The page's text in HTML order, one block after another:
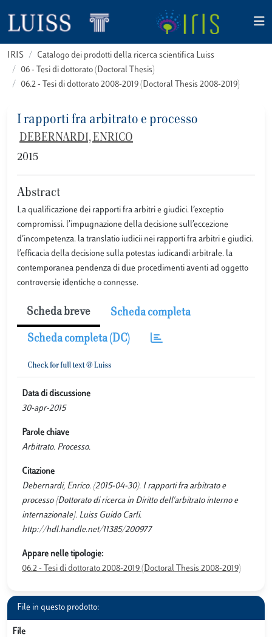
IRIS
Catalogo dei prodotti della ricerca scientifica Luiss
06 - Tesi di dottorato (Doctoral Thesis)
06.2 - Tesi di dottorato 2008-2019 (Doctoral Thesis 2008-2019)
I rapporti fra arbitrato e processo
DEBERNARDI, ENRICO
2015
Abstract
La qualificazione dei rapporti fra arbitri e giudici. l’exceptio
compromissi. l’impugnazione della decisione sull’eccezione
d’incompetenza. la translatio iudicii nei rapporti fra arbitri e giudici.
l’efficacia della decisione sulla potestas iudicandi arbitrale. la
contemporanea pendenza di due procedimenti aventi ad oggetto
controversie identiche o connesse.
Scheda breve Scheda completa
Scheda completa (DC)
Data di discussione
30-apr-2015
Parole chiave
Arbitrato. Processo.
Citazione
Debernardi, Enrico. (2015-04-30). I rapporti fra arbitrato e
processo [Dottorato di ricerca in Diritto dell'arbitrato interno e
internazionale]. Luiss Guido Carli.
http://hdl.handle.net/11385/200977
Appare nelle tipologie:
06.2 - Tesi di dottorato 2008-2019 (Doctoral Thesis 2008-2019)
File in questo prodotto:
File